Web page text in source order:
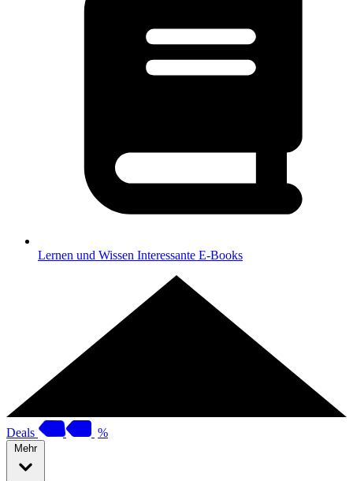
Lernen und Wissen Interessante E-Books
Deals %
Mehr